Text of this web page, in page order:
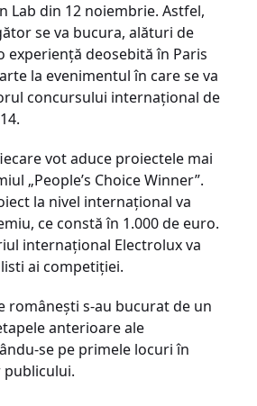
Lab din 12 noiembrie. Astfel,
se va bucura, alături de
experiență deosebită în Paris
la evenimentul în care se va
concursului internațional de
vot aduce proiectele mai
„People’s Choice Winner”.
la nivel internațional va
ce constă în 1.000 de euro.
internațional Electrolux va
ai competiției.
românești s-au bucurat de un
anterioare ale
se pe primele locuri în